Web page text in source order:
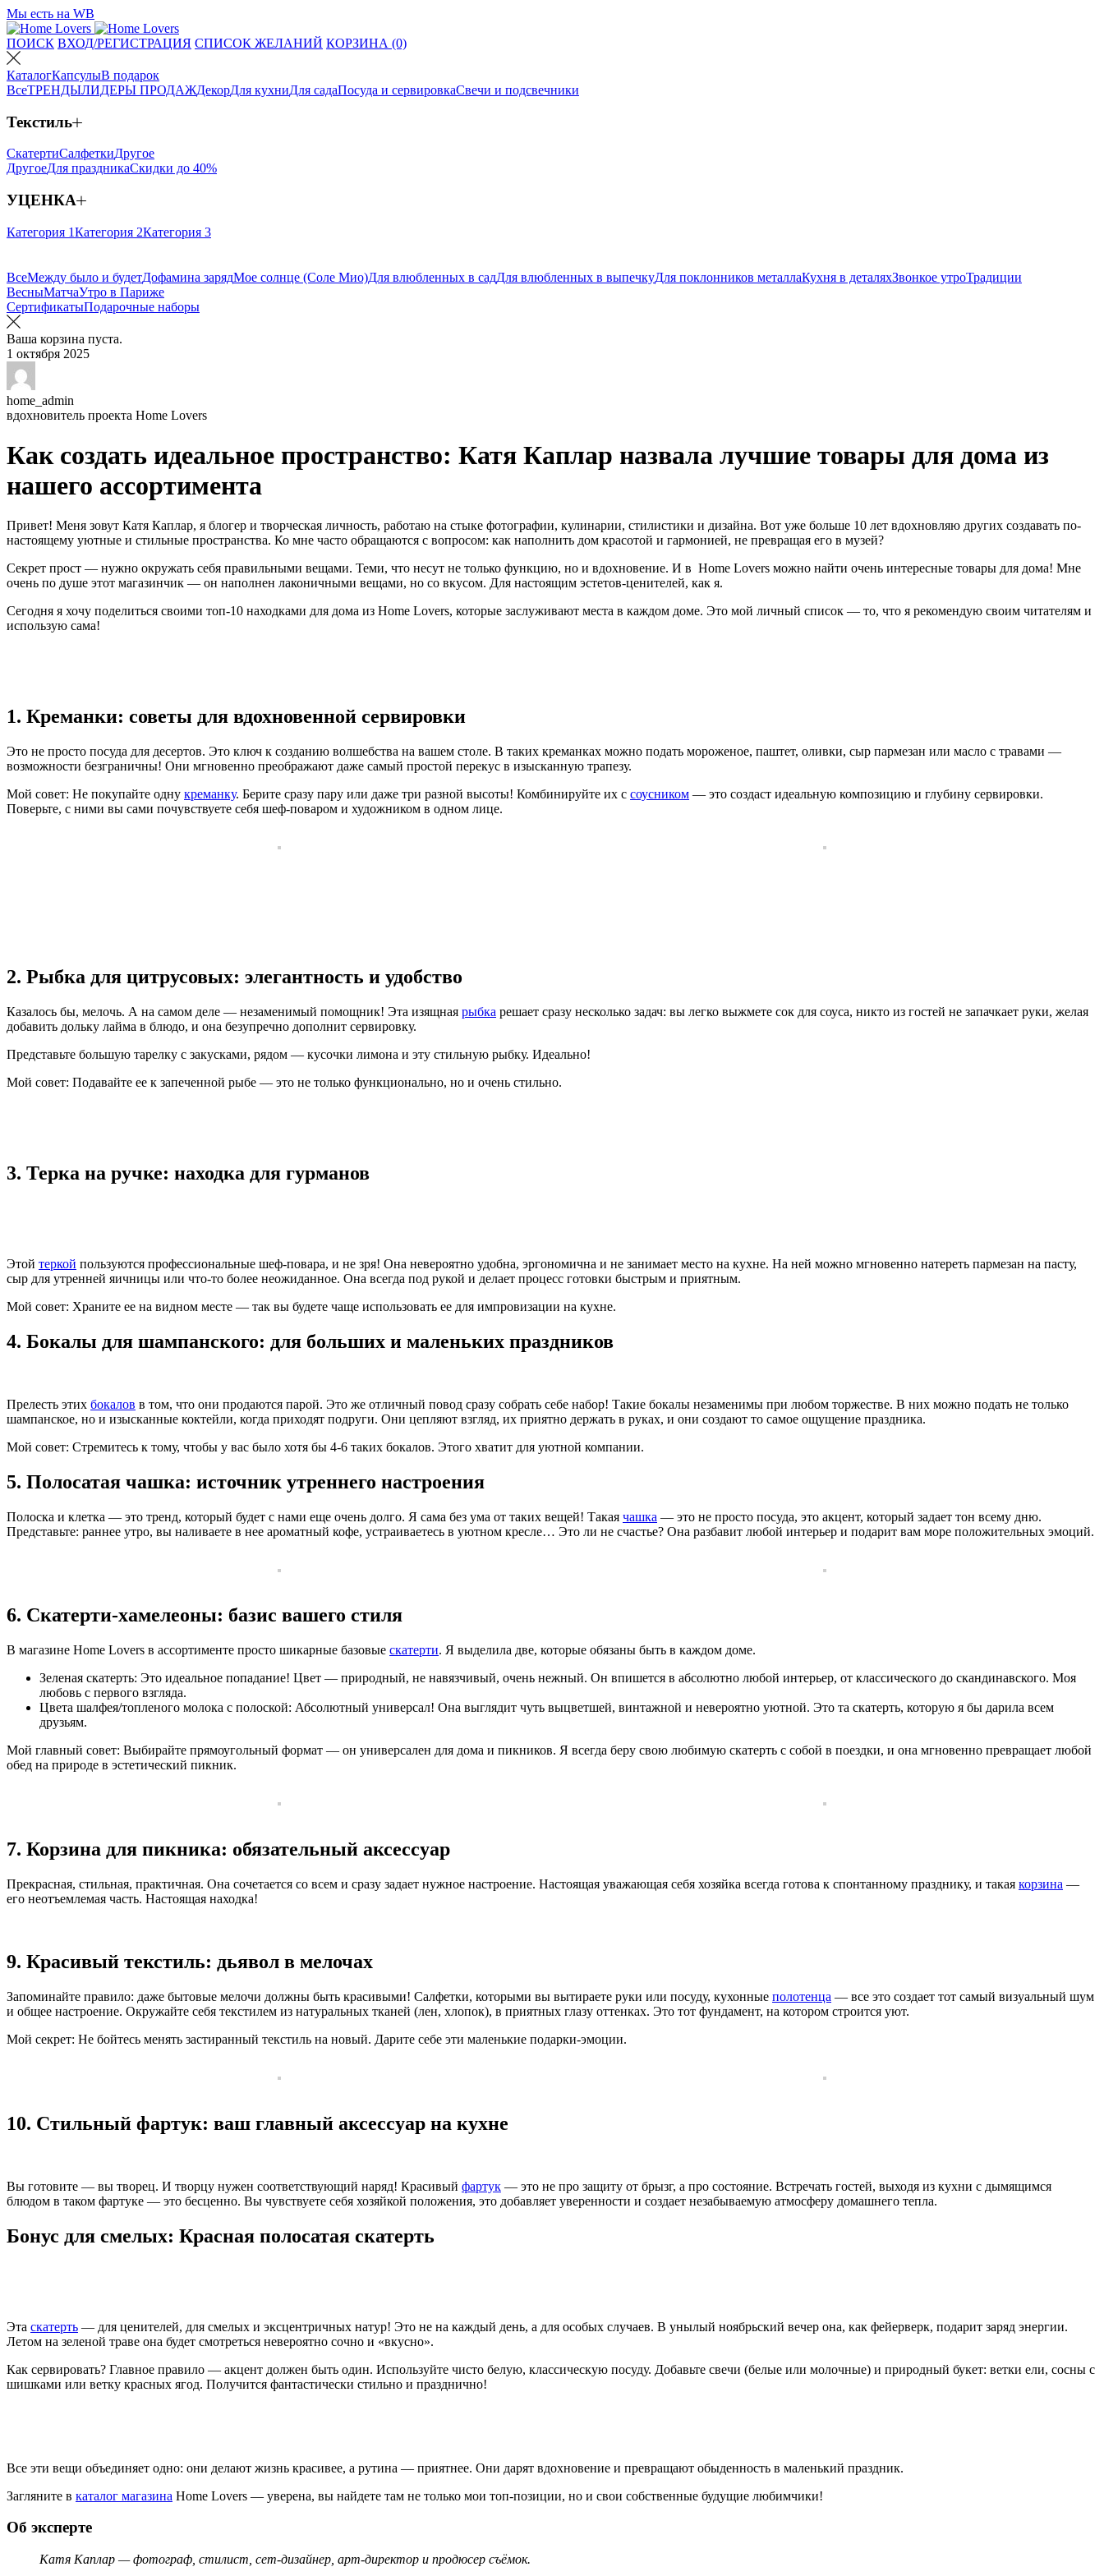
Мы есть на WB
ПОИСК ВХОД/РЕГИСТРАЦИЯ СПИСОК ЖЕЛАНИЙ КОРЗИНА (0)
КаталогКапсулыВ подарок
ВсеТРЕНДЫЛИДЕРЫ ПРОДАЖДекорДля кухниДля садаПосуда и сервировкаСвечи и подсвечники
Текстиль
СкатертиСалфеткиДругое
ДругоеДля праздникаСкидки до 40%
УЦЕНКА
Категория 1Категория 2Категория 3
ВсеМежду было и будетДофамина зарядМое солнце (Соле Мио)Для влюбленных в садДля влюбленных в выпечкуДля поклонников металлаКухня в деталяхЗвонкое утроТрадиции
ВесныМатчаУтро в Париже
СертификатыПодарочные наборы
Ваша корзина пуста.
1 октября 2025
home_admin
вдохновитель проекта Home Lovers
Как создать идеальное пространство: Катя Каплар назвала лучшие товары для дома из
нашего ассортимента
Привет! Меня зовут Катя Каплар, я блогер и творческая личность, работаю на стыке фотографии, кулинарии, стилистики и дизайна. Вот уже больше 10 лет вдохновляю других создавать по-
настоящему уютные и стильные пространства. Ко мне часто обращаются с вопросом: как наполнить дом красотой и гармонией, не превращая его в музей?
Секрет прост — нужно окружать себя правильными вещами. Теми, что несут не только функцию, но и вдохновение. И в Home Lovers можно найти очень интересные товары для дома! Мне
очень по душе этот магазинчик — он наполнен лаконичными вещами, но со вкусом. Для настоящим эстетов-ценителей, как я.
Сегодня я хочу поделиться своими топ-10 находками для дома из Home Lovers, которые заслуживают места в каждом доме. Это мой личный список — то, что я рекомендую своим читателям и
использую сама!
1. Креманки: советы для вдохновенной сервировки
Это не просто посуда для десертов. Это ключ к созданию волшебства на вашем столе. В таких креманках можно подать мороженое, паштет, оливки, сыр пармезан или масло с травами —
возможности безграничны! Они мгновенно преображают даже самый простой перекус в изысканную трапезу.
Мой совет: Не покупайте одну креманку. Берите сразу пару или даже три разной высоты! Комбинируйте их с соусником — это создаст идеальную композицию и глубину сервировки.
Поверьте, с ними вы сами почувствуете себя шеф-поваром и художником в одном лице.
2. Рыбка для цитрусовых: элегантность и удобство
Казалось бы, мелочь. А на самом деле — незаменимый помощник! Эта изящная рыбка решает сразу несколько задач: вы легко выжмете сок для соуса, никто из гостей не запачкает руки, желая
добавить дольку лайма в блюдо, и она безупречно дополнит сервировку.
Представьте большую тарелку с закусками, рядом — кусочки лимона и эту стильную рыбку. Идеально!
Мой совет: Подавайте ее к запеченной рыбе — это не только функционально, но и очень стильно.
3. Терка на ручке: находка для гурманов
Этой теркой пользуются профессиональные шеф-повара, и не зря! Она невероятно удобна, эргономична и не занимает место на кухне. На ней можно мгновенно натереть пармезан на пасту,
сыр для утренней яичницы или что-то более неожиданное. Она всегда под рукой и делает процесс готовки быстрым и приятным.
Мой совет: Храните ее на видном месте — так вы будете чаще использовать ее для импровизации на кухне.
4. Бокалы для шампанского: для больших и маленьких праздников
Прелесть этих бокалов в том, что они продаются парой. Это же отличный повод сразу собрать себе набор! Такие бокалы незаменимы при любом торжестве. В них можно подать не только
шампанское, но и изысканные коктейли, когда приходят подруги. Они цепляют взгляд, их приятно держать в руках, и они создают то самое ощущение праздника.
Мой совет: Стремитесь к тому, чтобы у вас было хотя бы 4-6 таких бокалов. Этого хватит для уютной компании.
5. Полосатая чашка: источник утреннего настроения
Полоска и клетка — это тренд, который будет с нами еще очень долго. Я сама без ума от таких вещей! Такая чашка — это не просто посуда, это акцент, который задает тон всему дню.
Представьте: раннее утро, вы наливаете в нее ароматный кофе, устраиваетесь в уютном кресле… Это ли не счастье? Она разбавит любой интерьер и подарит вам море положительных эмоций.
6. Скатерти-хамелеоны: базис вашего стиля
В магазине Home Lovers в ассортименте просто шикарные базовые скатерти. Я выделила две, которые обязаны быть в каждом доме.
Зеленая скатерть: Это идеальное попадание! Цвет — природный, не навязчивый, очень нежный. Он впишется в абсолютно любой интерьер, от классического до скандинавского. Моя
любовь с первого взгляда.
Цвета шалфея/топленого молока с полоской: Абсолютный универсал! Она выглядит чуть выцветшей, винтажной и невероятно уютной. Это та скатерть, которую я бы дарила всем
друзьям.
Мой главный совет: Выбирайте прямоугольный формат — он универсален для дома и пикников. Я всегда беру свою любимую скатерть с собой в поездки, и она мгновенно превращает любой
обед на природе в эстетический пикник.
7. Корзина для пикника: обязательный аксессуар
Прекрасная, стильная, практичная. Она сочетается со всем и сразу задает нужное настроение. Настоящая уважающая себя хозяйка всегда готова к спонтанному празднику, и такая корзина —
его неотъемлемая часть. Настоящая находка!
9. Красивый текстиль: дьявол в мелочах
Запоминайте правило: даже бытовые мелочи должны быть красивыми! Салфетки, которыми вы вытираете руки или посуду, кухонные полотенца — все это создает тот самый визуальный шум
и общее настроение. Окружайте себя текстилем из натуральных тканей (лен, хлопок), в приятных глазу оттенках. Это тот фундамент, на котором строится уют.
Мой секрет: Не бойтесь менять застиранный текстиль на новый. Дарите себе эти маленькие подарки-эмоции.
10. Стильный фартук: ваш главный аксессуар на кухне
Вы готовите — вы творец. И творцу нужен соответствующий наряд! Красивый фартук — это не про защиту от брызг, а про состояние. Встречать гостей, выходя из кухни с дымящимся
блюдом в таком фартуке — это бесценно. Вы чувствуете себя хозяйкой положения, это добавляет уверенности и создает незабываемую атмосферу домашнего тепла.
Бонус для смелых: Красная полосатая скатерть
Эта скатерть — для ценителей, для смелых и эксцентричных натур! Это не на каждый день, а для особых случаев. В унылый ноябрьский вечер она, как фейерверк, подарит заряд энергии.
Летом на зеленой траве она будет смотреться невероятно сочно и «вкусно».
Как сервировать? Главное правило — акцент должен быть один. Используйте чисто белую, классическую посуду. Добавьте свечи (белые или молочные) и природный букет: ветки ели, сосны с
шишками или ветку красных ягод. Получится фантастически стильно и празднично!
Все эти вещи объединяет одно: они делают жизнь красивее, а рутина — приятнее. Они дарят вдохновение и превращают обыденность в маленький праздник.
Загляните в каталог магазина Home Lovers — уверена, вы найдете там не только мои топ-позиции, но и свои собственные будущие любимчики!
Об эксперте
Катя Каплар — фотограф, стилист, сет-дизайнер, арт-директор и продюсер съёмок.